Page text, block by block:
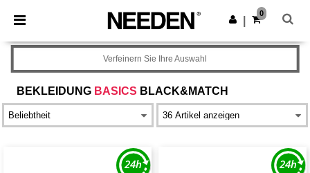
× Needen App
Bessere Preise in der App!
App holen
0
BEKLEIDUNG BASICS BLACK&MATCH
Verfeinern Sie Ihre Auswahl